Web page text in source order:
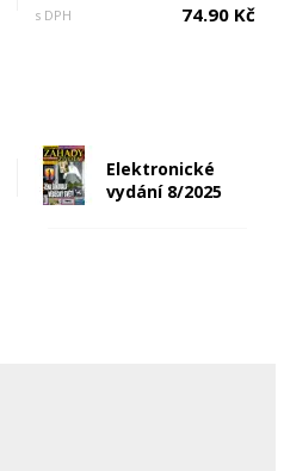
s DPH 74.90 Kč
Elektronické
vydání 8/2025